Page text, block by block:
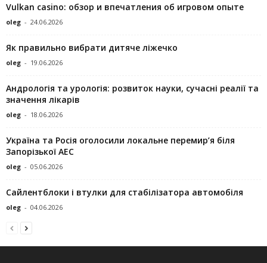
Vulkan casino: обзор и впечатления об игровом опыте
oleg - 24.06.2026
Як правильно вибрати дитяче ліжечко
oleg - 19.06.2026
Андрологія та урологія: розвиток науки, сучасні реалії та
значення лікарів
oleg - 18.06.2026
Україна та Росія оголосили локальне перемир’я біля
Запорізької АЕС
oleg - 05.06.2026
Сайлентблоки і втулки для стабілізатора автомобіля
oleg - 04.06.2026